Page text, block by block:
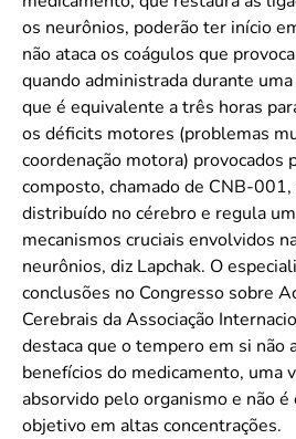
os neurônios, poderão ter início em breve. A
não ataca os coágulos que
quando administrada durante
que é equivalente a três horas
os déficits motores (problemas
coordenação motora) provocados
composto, chamado de CNB-
distribuído no cérebro e regula
mecanismos cruciais envolvidos
neurônios, diz Lapchak. O especialista apresentou suas
conclusões no Congresso sobre
Cerebrais da Associação
destaca que o tempero em si não
benefícios do medicamento, uma
absorvido pelo organismo e não é
objetivo em altas concentrações.